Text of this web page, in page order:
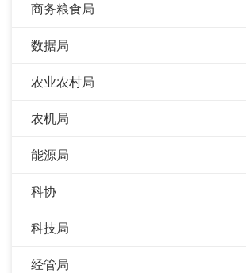
商务粮食局
数据局
农业农村局
农机局
能源局
科协
科技局
经管局